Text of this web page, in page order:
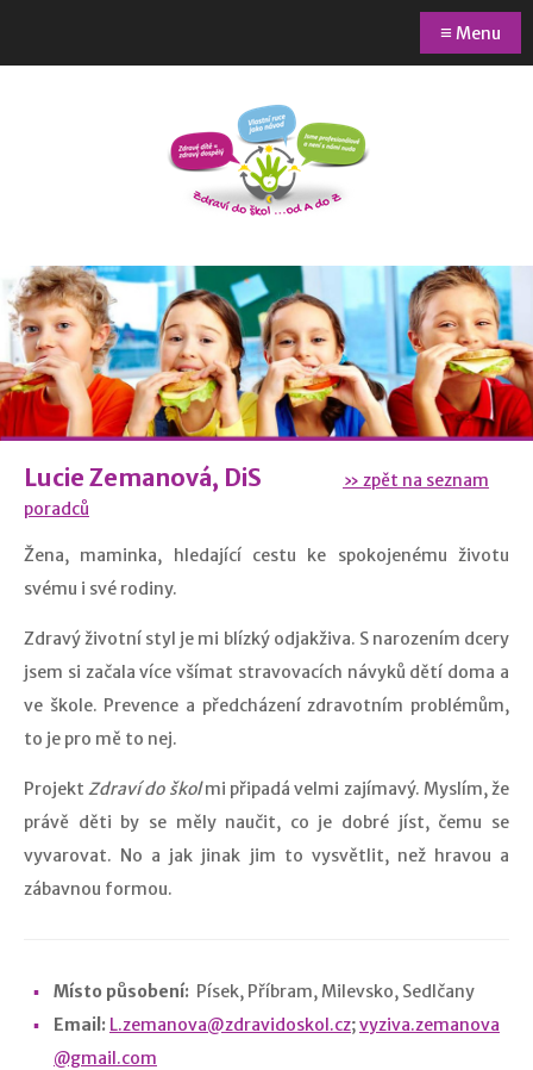
≡ Menu
Lucie Zemanová, DiS
» zpět na seznam
poradců
Žena, maminka, hledající cestu ke spokojenému životu
svému i své rodiny.
Zdravý životní styl je mi blízký odjakživa. S narozením dcery
jsem si začala více všímat stravovacích návyků dětí doma a
ve škole. Prevence a předcházení zdravotním problémům,
to je pro mě to nej.
ProjektZdraví do školmi připadá velmi zajímavý. Myslím, že
právě děti by se měly naučit, co je dobré jíst, čemu se
vyvarovat. No a jak jinak jim to vysvětlit, než hravou a
zábavnou formou.
Místo působení: Písek, Příbram, Milevsko, Sedlčany
Email: L.zemanova@zdravidoskol.cz;vyziva.zemanova
@gmail.com